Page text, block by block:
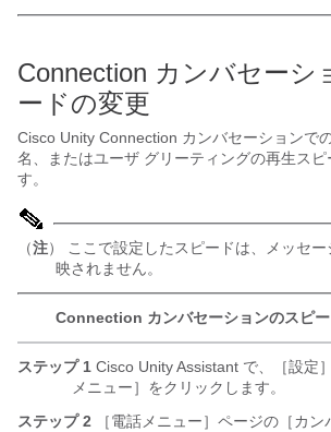
Connection カンバセーシ
ードの変更
Cisco Unity Connection カンバセーションで
名、またはユーザ グリーティングの再生スピ
す。
（注） ここで設定したスピードは、メッセ
映されません。
Connection カンバセーションのスピ
ステップ 1 Cisco Unity Assistant で、［設定
メニュー］をクリックします。
ステップ 2 ［電話メニュー］ページの［カン